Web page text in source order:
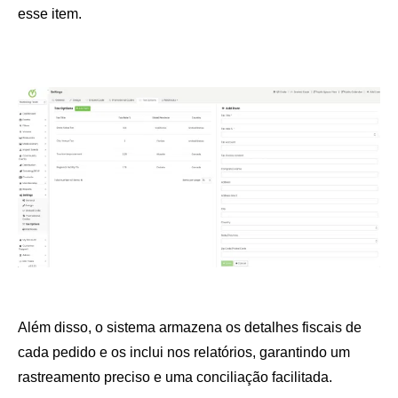
esse item.
Além disso, o sistema armazena os detalhes fiscais de
cada pedido e os inclui nos relatórios, garantindo um
rastreamento preciso e uma conciliação facilitada.